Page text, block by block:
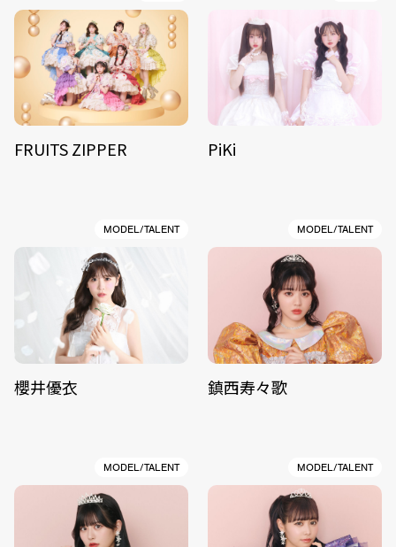
FRUITS ZIPPER PiKi
MODEL/TALENT
櫻井優衣
MODEL/TALENT
鎮西寿々歌
MODEL/TALENT MODEL/TALENT